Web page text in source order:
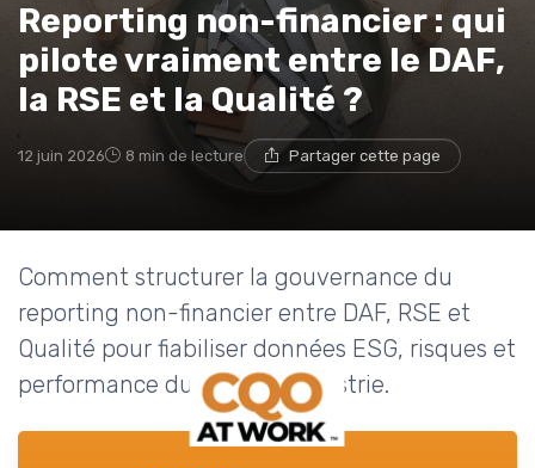
Reporting non-financier : qui
pilote vraiment entre le DAF,
la RSE et la Qualité ?
12 juin 2026 8 min de lecture Partager cette page
Comment structurer la gouvernance du
reporting non-financier entre DAF, RSE et
Qualité pour fiabiliser données ESG, risques et
performance durable en industrie.